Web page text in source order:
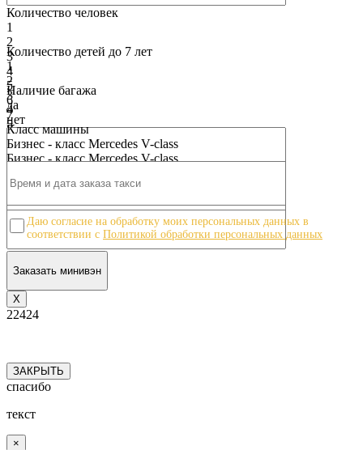
Количество человек
1
2
3
4
5
6
7
8
9
10
Количество детей до 7 лет
1
2
3
4
5
6
7
9
Наличие багажа
да
нет
Класс машины
Бизнес - класс Mercedes V-class
Бизнес - класс Mercedes V-class
Даю согласие на обработку моих персональных данных в
соответствии с Политикой обработки персональных данных
Х
22424
ЗАКРЫТЬ
спасибо
текст
×